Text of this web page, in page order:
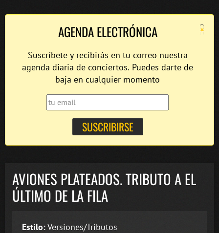
×
AGENDA ELECTRÓNICA
Suscríbete y recibirás en tu correo nuestra
agenda diaria de conciertos. Puedes darte de
baja en cualquier momento
AVIONES PLATEADOS. TRIBUTO A EL
ÚLTIMO DE LA FILA
Estilo:Versiones/Tributos